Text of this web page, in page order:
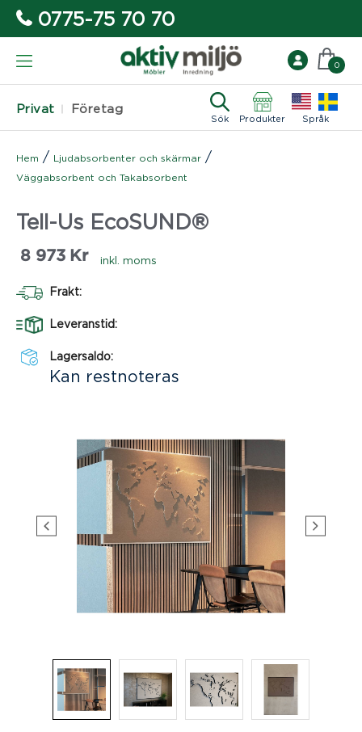
0775-75 70 70
Privat Företag
Sök Produkter Språk
0
Hem / Ljudabsorbenter och skärmar /
Väggabsorbent och Takabsorbent
Tell-Us EcoSUND®
8 973 Kr inkl. moms
Frakt:
Leveranstid:
Lagersaldo:
Kan restnoteras